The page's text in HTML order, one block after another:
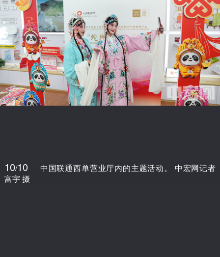
10/10
中国联通西单营业厅内的主题活动。 中宏网记者
富宇 摄